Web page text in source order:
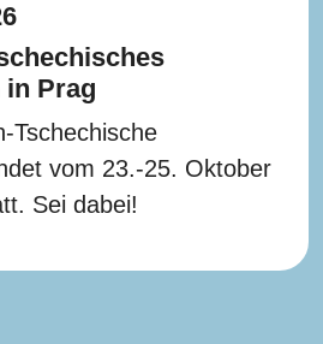
Prag
Tschechische
vom 23.-25. Oktober
Sei dabei!